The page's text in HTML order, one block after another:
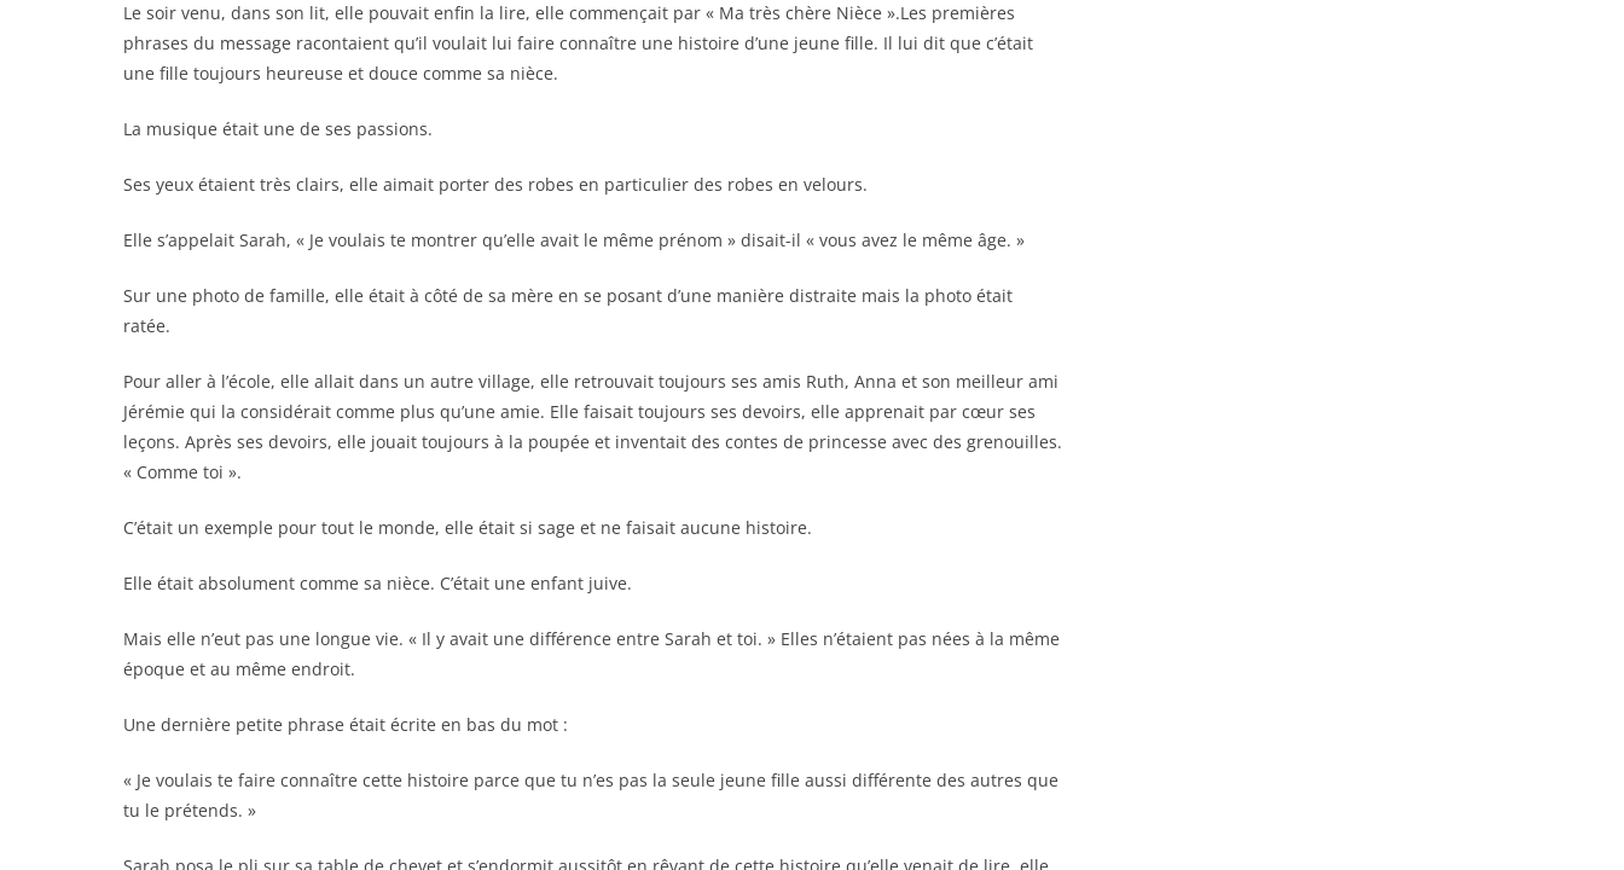
Le soir venu, dans son lit, elle pouvait enfin la lire, elle commençait par « Ma très chère Nièce ».Les premières
phrases du message racontaient qu’il voulait lui faire connaître une histoire d’une jeune fille. Il lui dit que c’était
une fille toujours heureuse et douce comme sa nièce.
La musique était une de ses passions.
Ses yeux étaient très clairs, elle aimait porter des robes en particulier des robes en velours.
Elle s’appelait Sarah, « Je voulais te montrer qu’elle avait le même prénom » disait-il « vous avez le même âge. »
Sur une photo de famille, elle était à côté de sa mère en se posant d’une manière distraite mais la photo était
ratée.
Pour aller à l’école, elle allait dans un autre village, elle retrouvait toujours ses amis Ruth, Anna et son meilleur ami
Jérémie qui la considérait comme plus qu’une amie. Elle faisait toujours ses devoirs, elle apprenait par cœur ses
leçons. Après ses devoirs, elle jouait toujours à la poupée et inventait des contes de princesse avec des grenouilles.
« Comme toi ».
C’était un exemple pour tout le monde, elle était si sage et ne faisait aucune histoire.
Elle était absolument comme sa nièce. C’était une enfant juive.
Mais elle n’eut pas une longue vie. « Il y avait une différence entre Sarah et toi. » Elles n’étaient pas nées à la même
époque et au même endroit.
Une dernière petite phrase était écrite en bas du mot :
« Je voulais te faire connaître cette histoire parce que tu n’es pas la seule jeune fille aussi différente des autres que
tu le prétends. »